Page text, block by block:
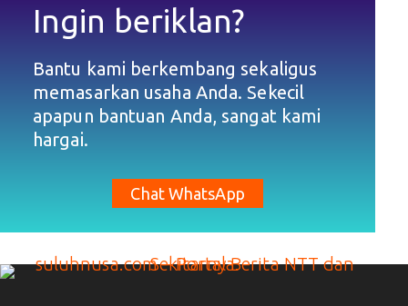
Ingin beriklan?
Bantu kami berkembang sekaligus
memasarkan usaha Anda. Sekecil
apapun bantuan Anda, sangat kami
hargai.
Chat WhatsApp